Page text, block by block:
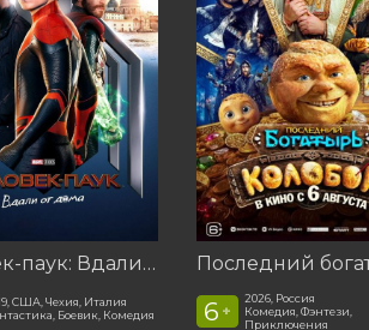
Человек-паук: Вдали от дома (2019)
США, Чехия, Италия
Боевик, Комедия
6 +
2026, Россия
Комедия, Фэнтези,
Приключения